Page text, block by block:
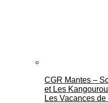
CGR Mantes –
et Les
Les Vacances